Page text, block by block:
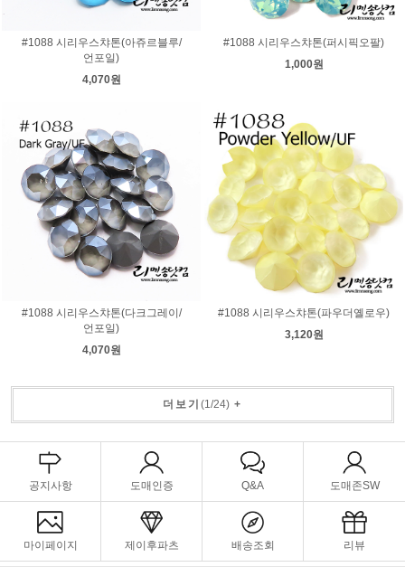
#1088 시리우스챠톤(아쥬르블루/
언포일)
4,070원
#1088 시리우스챠톤(퍼시픽오팔)
1,000원
#1088 시리우스챠톤(다크그레이/
언포일)
4,070원
#1088 시리우스챠톤(파우더옐로우)
3,120원
더보기 (1/24) +
공지사항 도매인증 Q&A 도매존SW
마이페이지 제이후파츠 배송조회 리뷰